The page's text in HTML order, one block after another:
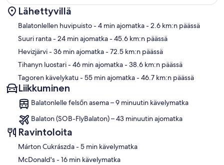
Kartta
Lähettyvillä
Balatonlellen huvipuisto- 4 min ajomatka- 2.6 km:n päässä
Suuri ranta- 24 min ajomatka- 45.6 km:n päässä
Hevizjärvi- 36 min ajomatka- 72.5 km:n päässä
Tihanyn luostari- 46 min ajomatka- 38.6 km:n päässä
Tagoren kävelykatu - 55 min ajomatka- 46.7 km:n päässä
Liikkuminen
Balatonlelle felsőn asema – 9 minuutin kävelymatka
Balaton (SOB-FlyBalaton) – 43 minuutin ajomatka
Ravintoloita
‪Márton Cukrászda - ‬5 min kävelymatka
‪McDonald's - ‬16 min kävelymatka